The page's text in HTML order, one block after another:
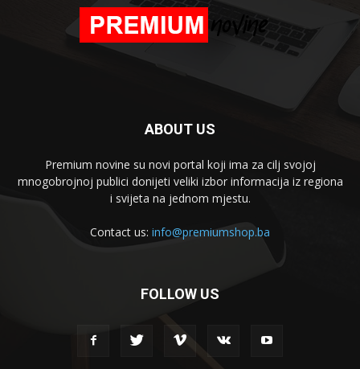
ABOUT US
Premium novine su novi portal koji ima za cilj svojoj
mnogobrojnoj publici donijeti veliki izbor informacija iz regiona
i svijeta na jednom mjestu.
Contact us: info@premiumshop.ba
FOLLOW US